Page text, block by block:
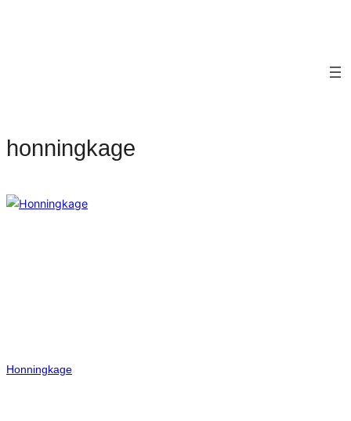
honningkage
Honningkage